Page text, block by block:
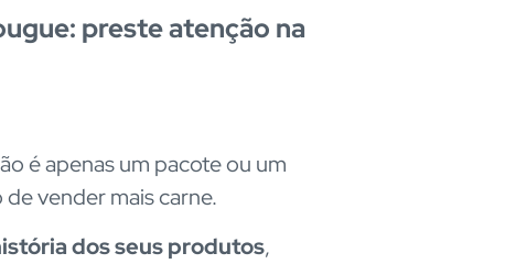
preste atenção na
é apenas um pacote ou um
de vender mais carne.
dos seus produtos,